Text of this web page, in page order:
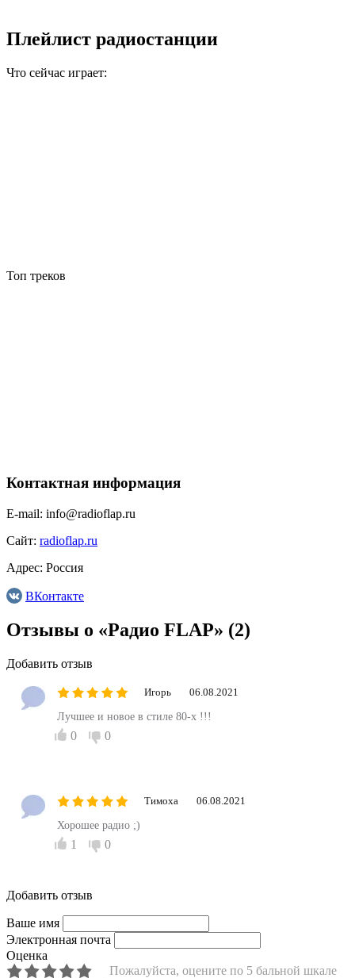
Плейлист радиостанции
Что сейчас играет:
Топ треков
Контактная информация
E-mail: info@radioflap.ru
Сайт: radioflap.ru
Адрес: Россия
ВКонтакте
Отзывы о «Радио FLAP» (2)
Добавить отзыв
Игорь 06.08.2021
Лучшее и новое в стиле 80-х !!!
0 0
Тимоха 06.08.2021
Хорошее радио ;)
1 0
Добавить отзыв
Ваше имя
Электронная почта
Оценка
Пожалуйста, оцените по 5 бальной шкале